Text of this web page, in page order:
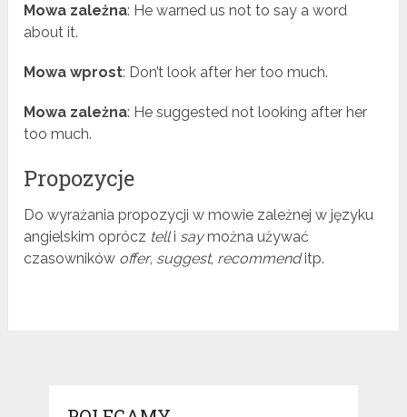
Mowa zależna: He warned us not to say a word
about it.
Mowa wprost: Don’t look after her too much.
Mowa zależna: He suggested not looking after her
too much.
Propozycje
Do wyrażania propozycji w mowie zależnej w języku
angielskim oprócz telli saymożna używać
czasowników offer, suggest, recommenditp.